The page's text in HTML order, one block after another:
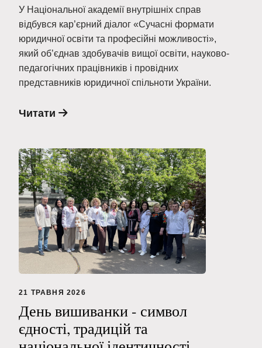
У Національної академії внутрішніх справ
відбувся кар’єрний діалог «Сучасні формати
юридичної освіти та професійні можливості»,
який об’єднав здобувачів вищої освіти, науково-
педагогічних працівників і провідних
представників юридичної спільноти України.
Читати
21 ТРАВНЯ 2026
День вишиванки - символ
єдності, традицій та